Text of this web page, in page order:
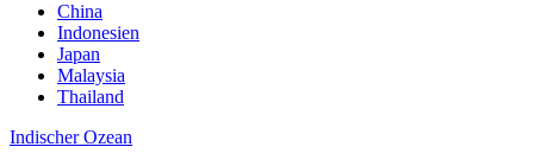
China
Indonesien
Japan
Malaysia
Thailand
Indischer Ozean